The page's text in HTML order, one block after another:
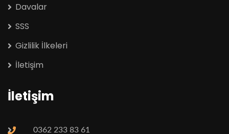
Davalar
SSS
Gizlilik İlkeleri
İletişim
İletişim
0362 233 83 61